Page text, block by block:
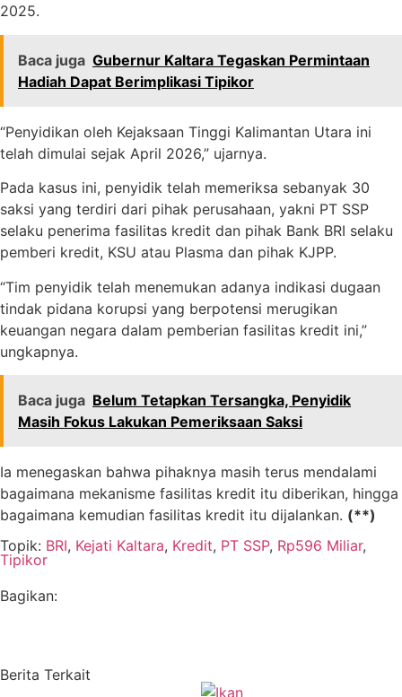
2025.
Baca juga Gubernur Kaltara Tegaskan Permintaan
Hadiah Dapat Berimplikasi Tipikor
“Penyidikan oleh Kejaksaan Tinggi Kalimantan Utara ini
telah dimulai sejak April 2026,” ujarnya.
Pada kasus ini, penyidik telah memeriksa sebanyak 30
saksi yang terdiri dari pihak perusahaan, yakni PT SSP
selaku penerima fasilitas kredit dan pihak Bank BRI selaku
pemberi kredit, KSU atau Plasma dan pihak KJPP.
“Tim penyidik telah menemukan adanya indikasi dugaan
tindak pidana korupsi yang berpotensi merugikan
keuangan negara dalam pemberian fasilitas kredit ini,”
ungkapnya.
Baca juga Belum Tetapkan Tersangka, Penyidik
Masih Fokus Lakukan Pemeriksaan Saksi
Ia menegaskan bahwa pihaknya masih terus mendalami
bagaimana mekanisme fasilitas kredit itu diberikan, hingga
bagaimana kemudian fasilitas kredit itu dijalankan. (**)
Topik: BRI, Kejati Kaltara, Kredit, PT SSP, Rp596 Miliar,
Tipikor
Bagikan:
Berita Terkait